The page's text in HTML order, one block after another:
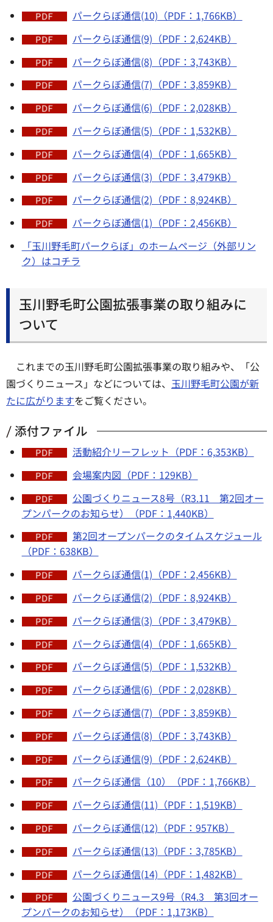
パークらぼ通信(10)（PDF：1,766KB）
パークらぼ通信(9)（PDF：2,624KB）
パークらぼ通信(8)（PDF：3,743KB）
パークらぼ通信(7)（PDF：3,859KB）
パークらぼ通信(6)（PDF：2,028KB）
パークらぼ通信(5)（PDF：1,532KB）
パークらぼ通信(4)（PDF：1,665KB）
パークらぼ通信(3)（PDF：3,479KB）
パークらぼ通信(2)（PDF：8,924KB）
パークらぼ通信(1)（PDF：2,456KB）
「玉川野毛町パークらぼ」のホームページ（外部リン
ク）はコチラ
玉川野毛町公園拡張事業の取り組みに
ついて
これまでの玉川野毛町公園拡張事業の取り組みや、「公
園づくりニュース」などについては、 玉川野毛町公園が新
たに広がりますをご覧ください。
添付ファイル
活動紹介リーフレット（PDF：6,353KB）
会場案内図（PDF：129KB）
公園づくりニュース8号（R3.11 第2回オー
プンパークのお知らせ）（PDF：1,440KB）
第2回オープンパークのタイムスケジュール
（PDF：638KB）
パークらぼ通信(1)（PDF：2,456KB）
パークらぼ通信(2)（PDF：8,924KB）
パークらぼ通信(3)（PDF：3,479KB）
パークらぼ通信(4)（PDF：1,665KB）
パークらぼ通信(5)（PDF：1,532KB）
パークらぼ通信(6)（PDF：2,028KB）
パークらぼ通信(7)（PDF：3,859KB）
パークらぼ通信(8)（PDF：3,743KB）
パークらぼ通信(9)（PDF：2,624KB）
パークらぼ通信（10）（PDF：1,766KB）
パークらぼ通信(11)（PDF：1,519KB）
パークらぼ通信(12)（PDF：957KB）
パークらぼ通信(13)（PDF：3,785KB）
パークらぼ通信(14)（PDF：1,482KB）
公園づくりニュース9号（R4.3 第3回オー
プンパークのお知らせ）（PDF：1,173KB）